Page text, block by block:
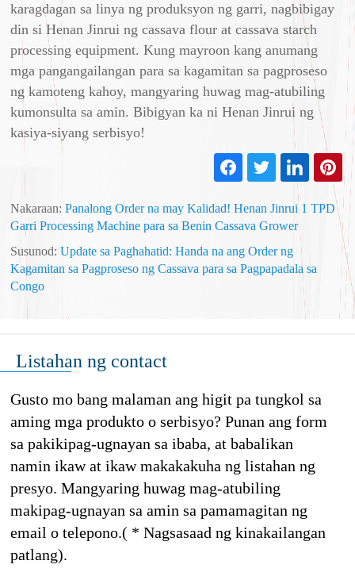
karagdagan sa linya ng produksyon ng garri, nagbibigay
din si Henan Jinrui ng cassava flour at cassava starch
processing equipment. Kung mayroon kang anumang
mga pangangailangan para sa kagamitan sa pagproseso
ng kamoteng kahoy, mangyaring huwag mag-atubiling
kumonsulta sa amin. Bibigyan ka ni Henan Jinrui ng
kasiya-siyang serbisyo!
Nakaraan:Panalong Order na may Kalidad! Henan Jinrui 1 TPD
Garri Processing Machine para sa Benin Cassava Grower
Susunod:Update sa Paghahatid: Handa na ang Order ng
Kagamitan sa Pagproseso ng Cassava para sa Pagpapadala sa
Congo
Listahan ng contact
Gusto mo bang malaman ang higit pa tungkol sa
aming mga produkto o serbisyo? Punan ang form
sa pakikipag-ugnayan sa ibaba, at babalikan
namin ikaw at ikaw makakakuha ng listahan ng
presyo. Mangyaring huwag mag-atubiling
makipag-ugnayan sa amin sa pamamagitan ng
email o telepono.( * Nagsasaad ng kinakailangan
patlang).